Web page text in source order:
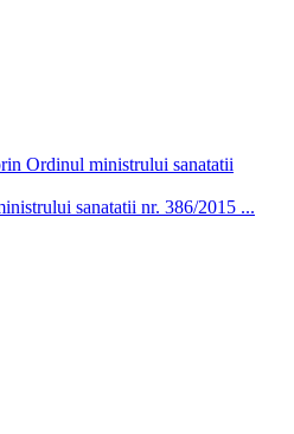
Ordinul ministrului sanatatii
sanatatii nr. 386/2015 ...